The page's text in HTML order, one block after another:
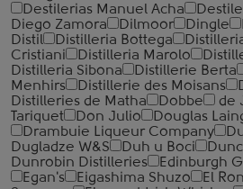
Destilerias Manuel Acha
Diego Zamora
Dilmoor Dingle
Distil
Distilleria Bottega
Cristiani
Distilleria Marolo
Distilleria Sibona
Distillerie Berta
Menhirs
Distillerie des Moisans
Distilleries de Matha
Dobbe de
Tariquet
Don Julio Douglas
Drambuie Liqueur Company
Dugladze W&S
Duh u Boci
Dunrobin Distilleries
Edinburgh
Egan's
Eigashima Shuzo El